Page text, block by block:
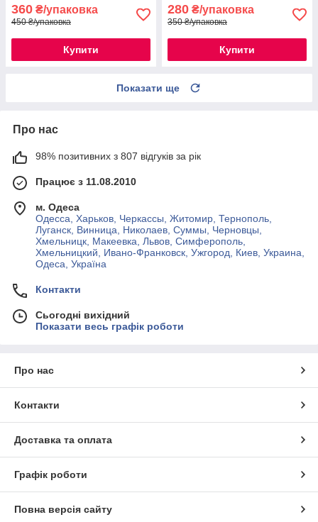
360 ₴/упаковка
450 ₴/упаковка
Купити
280 ₴/упаковка
350 ₴/упаковка
Купити
Показати ще
Про нас
98% позитивних з 807 відгуків за рік
Працює з 11.08.2010
м. Одеса
Одесса, Харьков, Черкассы, Житомир, Тернополь,
Луганск, Винница, Николаев, Суммы, Черновцы,
Хмельницк, Макеевка, Львов, Симферополь,
Хмельницкий, Ивано-Франковск, Ужгород, Киев, Украина,
Одеса, Україна
Контакти
Сьогодні вихідний
Показати весь графік роботи
Про нас
Контакти
Доставка та оплата
Графік роботи
Повна версія сайту